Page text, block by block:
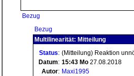
Bezug
Bezug
Multilinearität: Mitteilung
Status: (Mitteilung) Reaktion
Datum: 15:43 Mo 27.08.2018
Autor: Maxi1995